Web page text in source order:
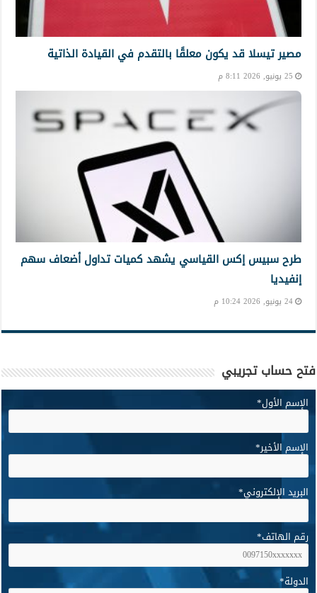
مصير تيسلا قد يكون معلقًا بالتقدم في القيادة الذاتية
25 يونيو, 2026 8:11 م
طرح سبيس إكس القياسي يشهد كميات تداول أضعاف سهم
إنفيديا
24 يونيو, 2026 10:24 م
فتح حساب تجريبي
الإسم الأول*
الإسم الأخير*
البريد الإلكتروني*
رقم الهاتف*
الدولة*